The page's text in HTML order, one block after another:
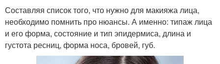
Составляя список того, что нужно для макияжа лица,
необходимо помнить про нюансы. А именно: типаж лица
и его форма, состояние и тип эпидермиса, длина и
густота ресниц, форма носа, бровей, губ.